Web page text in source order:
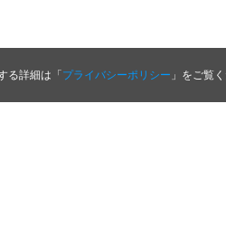
る詳細は「プライバシーポリシー 」をご覧く